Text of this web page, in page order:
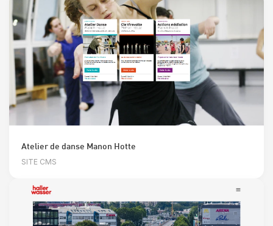
Atelier de danse Manon Hotte
SITE CMS